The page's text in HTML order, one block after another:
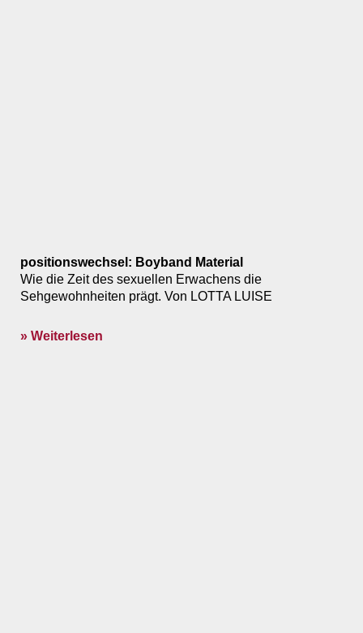
positionswechsel: Boyband Material
Wie die Zeit des sexuellen Erwachens die
Sehgewohnheiten prägt. Von LOTTA LUISE
» Weiterlesen